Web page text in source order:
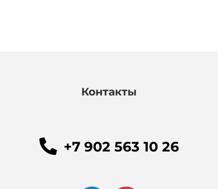
Контакты
+7 902 563 10 26